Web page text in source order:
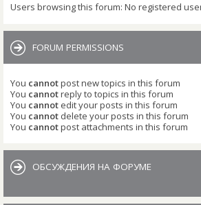
Users browsing this forum: No registered
FORUM PERMISSIONS
You cannotpost new topics in this forum
You cannotreply to topics in this forum
You cannot edit your posts in this forum
You cannot delete your posts in this forum
You cannotpost attachments in this forum
ОБСУЖДЕНИЯ НА ФОРУМЕ